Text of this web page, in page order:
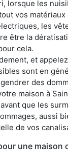
lorsque les
vos matériaux
les
être la
cela.
et
sont en
des
maison à
que les
aussi
de vos
une maison